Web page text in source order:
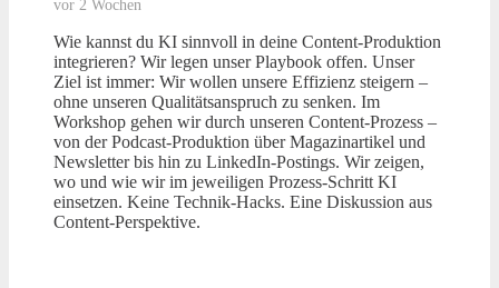
vor 2 Wochen
Wie kannst du KI sinnvoll in deine Content-Produktion
integrieren? Wir legen unser Playbook offen. Unser
Ziel ist immer: Wir wollen unsere Effizienz steigern –
ohne unseren Qualitätsanspruch zu senken. Im
Workshop gehen wir durch unseren Content-Prozess –
von der Podcast-Produktion über Magazinartikel und
Newsletter bis hin zu LinkedIn-Postings. Wir zeigen,
wo und wie wir im jeweiligen Prozess-Schritt KI
einsetzen. Keine Technik-Hacks. Eine Diskussion aus
Content-Perspektive.